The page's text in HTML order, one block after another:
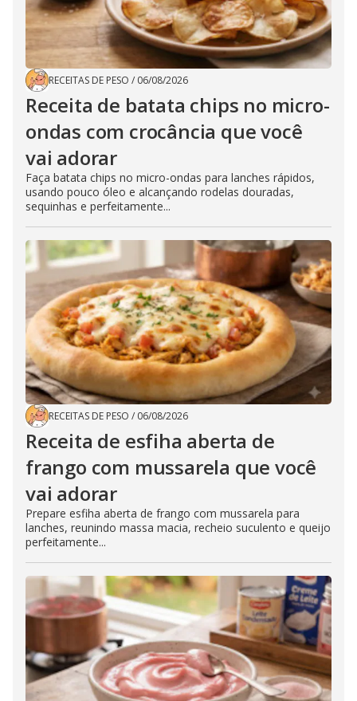
RECEITAS DE PESO / 06/08/2026
Receita de batata chips no micro-
ondas com crocância que você
vai adorar
Faça batata chips no micro-ondas para lanches rápidos,
usando pouco óleo e alcançando rodelas douradas,
sequinhas e perfeitamente...
RECEITAS DE PESO / 06/08/2026
Receita de esfiha aberta de
frango com mussarela que você
vai adorar
Prepare esfiha aberta de frango com mussarela para
lanches, reunindo massa macia, recheio suculento e queijo
perfeitamente...